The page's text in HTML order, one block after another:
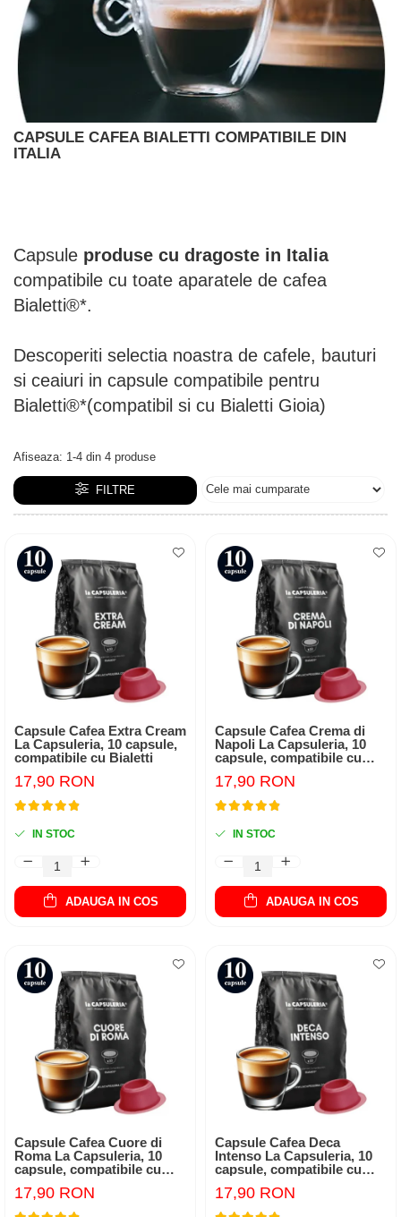
Capsule compatibile Bialetti
Capsule compatibile Beanz
Capsule compatibile Uno System
Capsule compatibile Caffitaly
PADURI CAFEA & MONODOZE
Paduri cafea ESE44
CAFEA BOABE
CAPSULE CAFEA BIALETTI COMPATIBILE DIN
ITALIA
Capsule produse cu dragoste in Italia
compatibile cu toate aparatele de cafea
Bialetti®*.
Descoperiti selectia noastra de cafele, bauturi
si ceaiuri in capsule compatibile pentru
Bialetti®*(compatibil si cu Bialetti Gioia)
Afiseaza: 1-4 din 4 produse
FILTRE
Capsule Cafea Extra Cream
La Capsuleria, 10 capsule,
compatibile cu Bialetti
17,90 RON
IN STOC
ADAUGA IN COS
Capsule Cafea Crema di
Napoli La Capsuleria, 10
capsule, compatibile cu
17,90 RON
IN STOC
ADAUGA IN COS
Capsule Cafea Cuore di
Roma La Capsuleria, 10
capsule, compatibile cu
17,90 RON
Capsule Cafea Deca
Intenso La Capsuleria, 10
capsule, compatibile cu
17,90 RON